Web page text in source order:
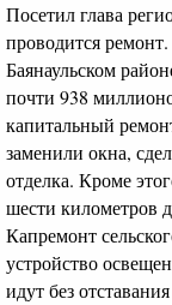
Посетил глава
проводится
Баянаульском
почти 938
капитальный
заменили окна,
отделка. Кроме
шести километров
Капремонт
устройство
идут без